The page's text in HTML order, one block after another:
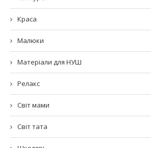
Краса
Малюки
Матеріали для НУШ
Релакс
Світ мами
Світ тата